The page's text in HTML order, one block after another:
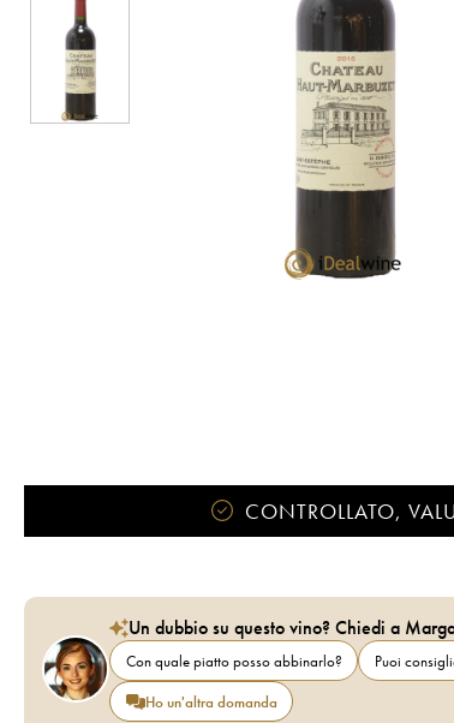
CONTROLLATO,
Un dubbio su questo vino? Chiedi a
Con quale piatto posso abbinarlo? Puoi
Ho un'altra domanda